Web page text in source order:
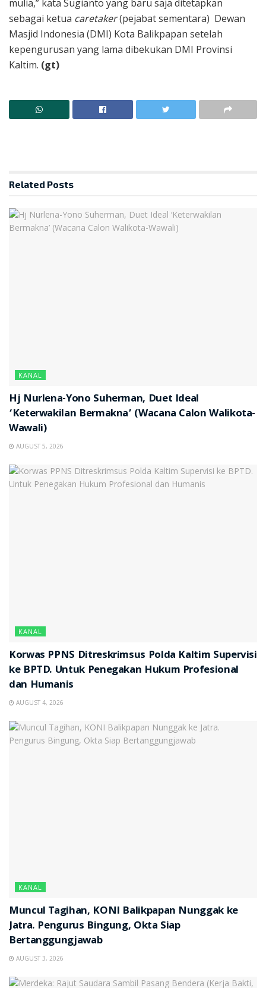
mulia,” kata Sugianto yang baru saja ditetapkan
sebagai ketua caretaker(pejabat sementara) Dewan
Masjid Indonesia (DMI) Kota Balikpapan setelah
kepengurusan yang lama dibekukan DMI Provinsi
Kaltim. (gt)
Related Posts
KANAL
Hj Nurlena-Yono Suherman, Duet Ideal
‘Keterwakilan Bermakna’ (Wacana Calon Walikota-
Wawali)
AUGUST 5, 2026
KANAL
Korwas PPNS Ditreskrimsus Polda Kaltim Supervisi
ke BPTD. Untuk Penegakan Hukum Profesional
dan Humanis
AUGUST 4, 2026
KANAL
Muncul Tagihan, KONI Balikpapan Nunggak ke
Jatra. Pengurus Bingung, Okta Siap
Bertanggungjawab
AUGUST 3, 2026